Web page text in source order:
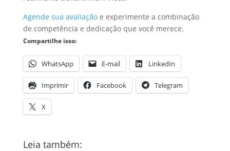
Agende sua avaliaçãoe experimente a combinação
de competência e dedicação que você merece.
Compartilhe isso:
WhatsApp E-mail LinkedIn
Imprimir Facebook Telegram
X
Leia também: